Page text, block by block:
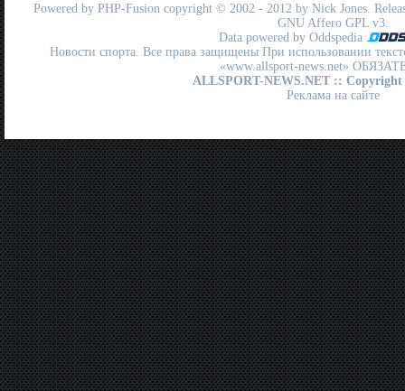
Powered by PHP-Fusion copyright © 2002 - 2012 by Nick Jones.
GNU Affero GPL v3.
Data powered by Oddspedia
Новости спорта. Все права защищены При использовании
«www.allsport-news.net»
ALLSPORT-NEWS.NET :: Copyright
Реклама на сайте